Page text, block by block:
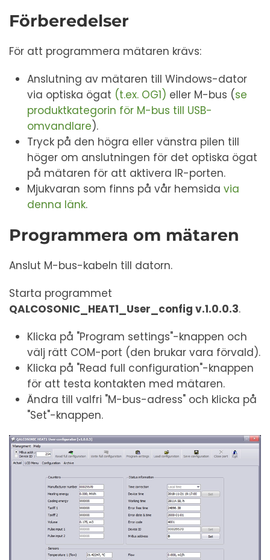
Förberedelser
För att programmera mätaren krävs:
Anslutning av mätaren till Windows-dator
via optiska ögat (t.ex. OG1) eller M-bus (se
produktkategorin för M-bus till USB-
omvandlare).
Tryck på den högra eller vänstra pilen till
höger om anslutningen för det optiska ögat
på mätaren för att aktivera IR-porten.
Mjukvaran som finns på vår hemsida via
denna länk.
Programmera om mätaren
Anslut M-bus-kabeln till datorn.
Starta programmet
QALCOSONIC_HEAT1_User_config v.1.0.0.3.
Klicka på "Program settings"-knappen och
välj rätt COM-port (den brukar vara förvald).
Klicka på "Read full configuration"-knappen
för att testa kontakten med mätaren.
Ändra till valfri "M-bus-adress" och klicka på
"Set"-knappen.